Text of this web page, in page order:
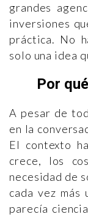
grandes
inversiones
práctica. No
solo una idea
Por
A pesar de
en la
El contexto
crece, los
necesidad de
cada vez más
parecía